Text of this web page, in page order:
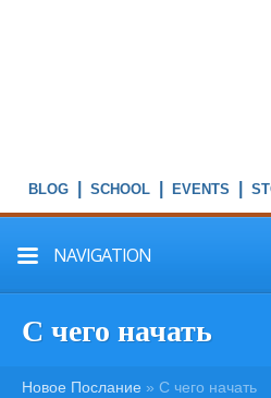
NAVIGATION
С чего начать
Новое Послание » С чего начать